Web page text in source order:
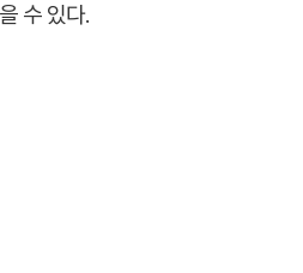
수 있다.